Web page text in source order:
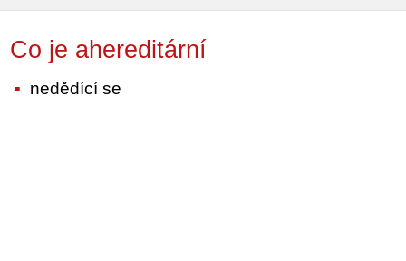
Co je ahereditární
nedědící se